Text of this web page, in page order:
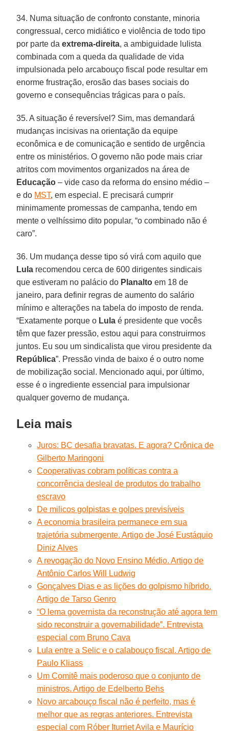
34. Numa situação de confronto constante, minoria
congressual, cerco midiático e violência de todo tipo
por parte daextrema-direita, a ambiguidade lulista
combinada com a queda da qualidade de vida
impulsionada pelo arcabouço fiscal pode resultar em
enorme frustração, erosão das bases sociais do
governo e consequências trágicas para o país.
35. A situação é reversível? Sim, mas demandará
mudanças incisivas na orientação da equipe
econômica e de comunicação e sentido de urgência
entre os ministérios. O governo não pode mais criar
atritos com movimentos organizados na área de
Educação – vide caso da reforma do ensino médio –
e do MST, em especial. E precisará cumprir
minimamente promessas de campanha, tendo em
mente o velhíssimo dito popular, “o combinado não é
caro”.
36. Um mudança desse tipo só virá com aquilo que
Lula recomendou cerca de 600 dirigentes sindicais
que estiveram no palácio do Planalto em 18 de
janeiro, para definir regras de aumento do salário
mínimo e alterações na tabela do imposto de renda.
“Exatamente porque o Lula é presidente que vocês
têm que fazer pressão, estou aqui para construirmos
juntos. Eu sou um sindicalista que virou presidente da
República”. Pressão vinda de baixo é o outro nome
de mobilização social. Mencionado aqui, por último,
esse é o ingrediente essencial para impulsionar
qualquer governo de mudança.
Leia mais
Juros: BC desafia bravatas. E agora? Crônica de
Gilberto Maringoni
Cooperativas cobram políticas contra a
concorrência desleal de produtos do trabalho
escravo
De milicos golpistas e golpes previsíveis
A economia brasileira permanece em sua
trajetória submergente. Artigo de José Eustáquio
Diniz Alves
A revogação do Novo Ensino Médio. Artigo de
Antônio Carlos Will Ludwig
Gonçalves Dias e as lições do golpismo híbrido.
Artigo de Tarso Genro
“O lema governista da reconstrução até agora tem
sido reconstruir a governabilidade”. Entrevista
especial com Bruno Cava
Lula entre a Selic e o calabouço fiscal. Artigo de
Paulo Kliass
Um Comitê mais poderoso que o conjunto de
ministros. Artigo de Edelberto Behs
Novo arcabouço fiscal não é perfeito, mas é
melhor que as regras anteriores. Entrevista
especial com Róber Iturriet Avila e Maurício